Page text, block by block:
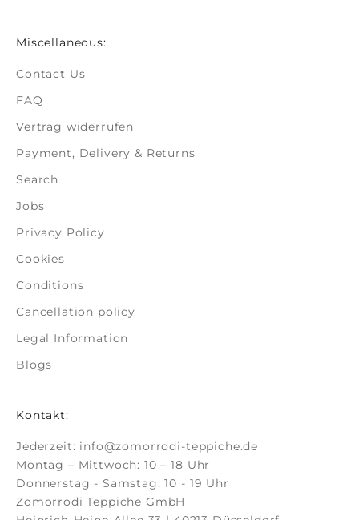
Miscellaneous:
Contact Us
FAQ
Vertrag widerrufen
Payment, Delivery & Returns
Search
Jobs
Privacy Policy
Cookies
Conditions
Cancellation policy
Legal Information
Blogs
Kontakt:
Jederzeit: info@zomorrodi-teppiche.de
Montag – Mittwoch: 10 – 18 Uhr
Donnerstag - Samstag: 10 - 19 Uhr
Zomorrodi Teppiche GmbH